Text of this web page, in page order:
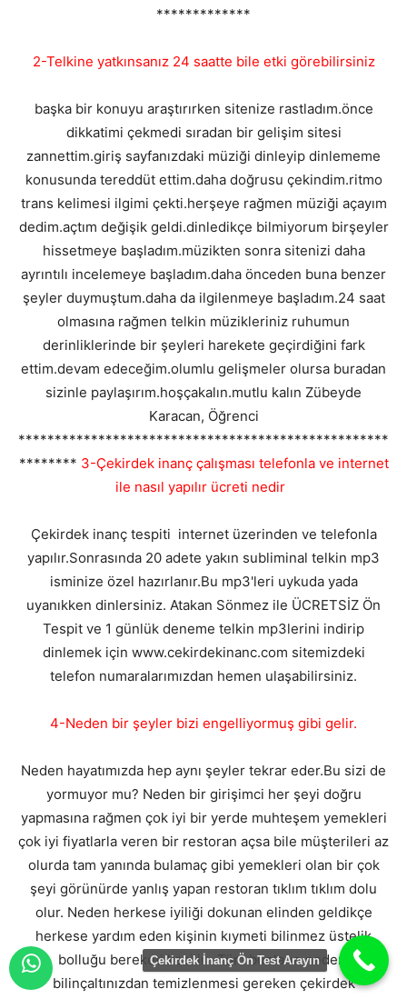
*************
2-Telkine yatkınsanız 24 saatte bile etki görebilirsiniz
başka bir konuyu araştırırken sitenize rastladım.önce
dikkatimi çekmedi sıradan bir gelişim sitesi
zannettim.giriş sayfanızdaki müziği dinleyip dinlememe
konusunda tereddüt ettim.daha doğrusu çekindim.ritmo
trans kelimesi ilgimi çekti.herşeye rağmen müziği açayım
dedim.açtım değişik geldi.dinledikçe bilmiyorum birşeyler
hissetmeye başladım.müzikten sonra sitenizi daha
ayrıntılı incelemeye başladım.daha önceden buna benzer
şeyler duymuştum.daha da ilgilenmeye başladım.24 saat
olmasına rağmen telkin müzikleriniz ruhumun
derinliklerinde bir şeyleri harekete geçirdiğini fark
ettim.devam edeceğim.olumlu gelişmeler olursa buradan
sizinle paylaşırım.hoşçakalın.mutlu kalın Zübeyde
Karacan, Öğrenci
***************************************************
******** 3-Çekirdek inanç çalışması telefonla ve internet
ile nasıl yapılır ücreti nedir
Çekirdek inanç tespiti internet üzerinden ve telefonla
yapılır.Sonrasında 20 adete yakın subliminal telkin mp3
isminize özel hazırlanır.Bu mp3'leri uykuda yada
uyanıkken dinlersiniz. Atakan Sönmez ile ÜCRETSİZ Ön
Tespit ve 1 günlük deneme telkin mp3lerini indirip
dinlemek için www.cekirdekinanc.com sitemizdeki
telefon numaralarımızdan hemen ulaşabilirsiniz.
4-Neden bir şeyler bizi engelliyormuş gibi gelir.
Neden hayatımızda hep aynı şeyler tekrar eder.Bu sizi de
yormuyor mu? Neden bir girişimci her şeyi doğru
yapmasına rağmen çok iyi bir yerde muhteşem yemekleri
çok iyi fiyatlarla veren bir restoran açsa bile müşterileri az
olurda tam yanında bulamaç gibi yemekleri olan bir çok
şeyi görünürde yanlış yapan restoran tıklım tıklım dolu
olur. Neden herkese iyiliği dokunan elinden geldikçe
herkese yardım eden kişinin kıymeti bilinmez üstelik
bolluğu bereketi kesilir . Tüm bunların nedeni
bilinçaltınızdan temizlenmesi gereken çekirdek
Çekirdek İnanç Ön Test Arayın